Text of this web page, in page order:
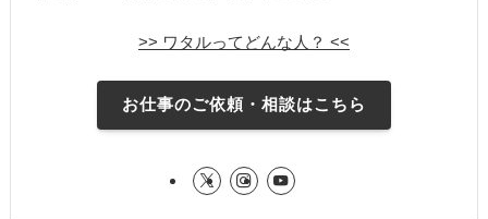
>> ワタルってどんな人？ <<
お仕事のご依頼・相談はこちら